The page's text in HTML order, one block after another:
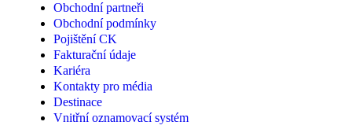
Obchodní partneři
Obchodní podmínky
Pojištění CK
Fakturační údaje
Kariéra
Kontakty pro média
Destinace
Vnitřní oznamovací systém